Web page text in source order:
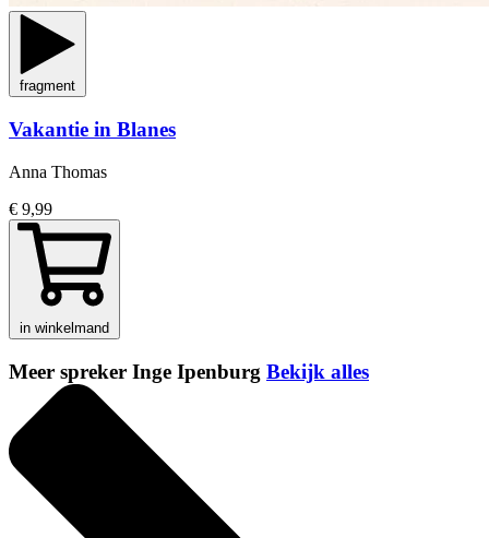
fragment
Vakantie in Blanes
Anna Thomas
€ 9,99
in winkelmand
Meer spreker Inge Ipenburg Bekijk alles